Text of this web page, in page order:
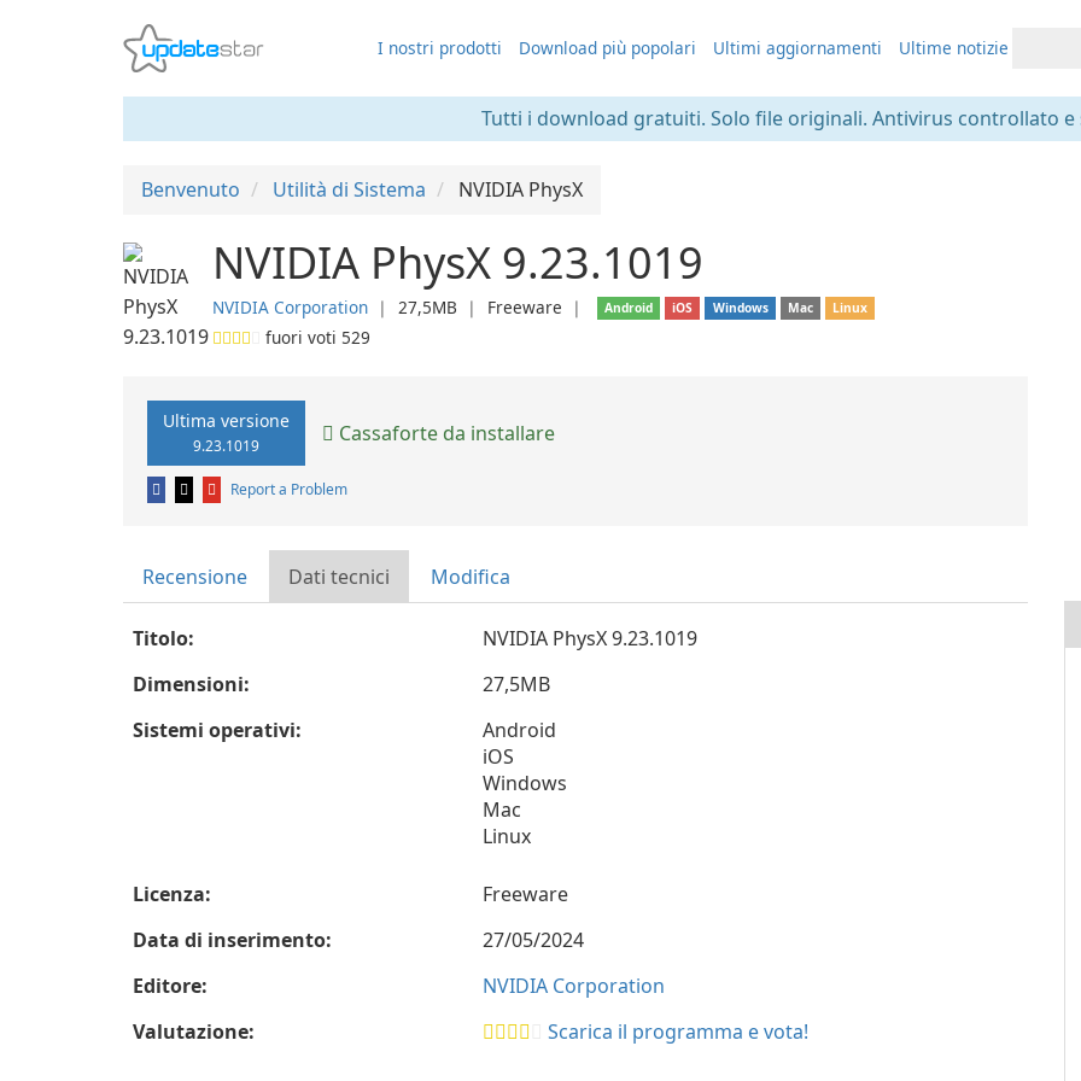
I nostri prodotti Download più popolari Ultimi aggiornamenti Ultime notizie
Tutti i download gratuiti. Solo file originali. Antivirus controllato e
Benvenuto Utilità di Sistema NVIDIA PhysX
NVIDIA PhysX 9.23.1019
NVIDIA Corporation ❘ 27,5MB ❘ Freeware ❘ Android iOS Windows Mac Linux
fuori voti 529
Ultima versione
9.23.1019 Cassaforte da installare
Report a Problem
Recensione Dati tecnici Modifica
Titolo:
NVIDIA PhysX 9.23.1019
Dimensioni:
27,5MB
Sistemi operativi:
Android
iOS
Windows
Mac
Linux
Licenza:
Freeware
Data di inserimento:
27/05/2024
Editore:
NVIDIA Corporation
Valutazione:
Scarica il programma e vota!